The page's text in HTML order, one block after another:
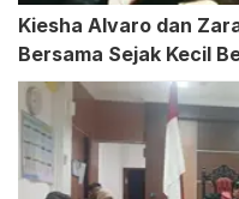
Kiesha Alvaro dan
Bersama Sejak Kecil